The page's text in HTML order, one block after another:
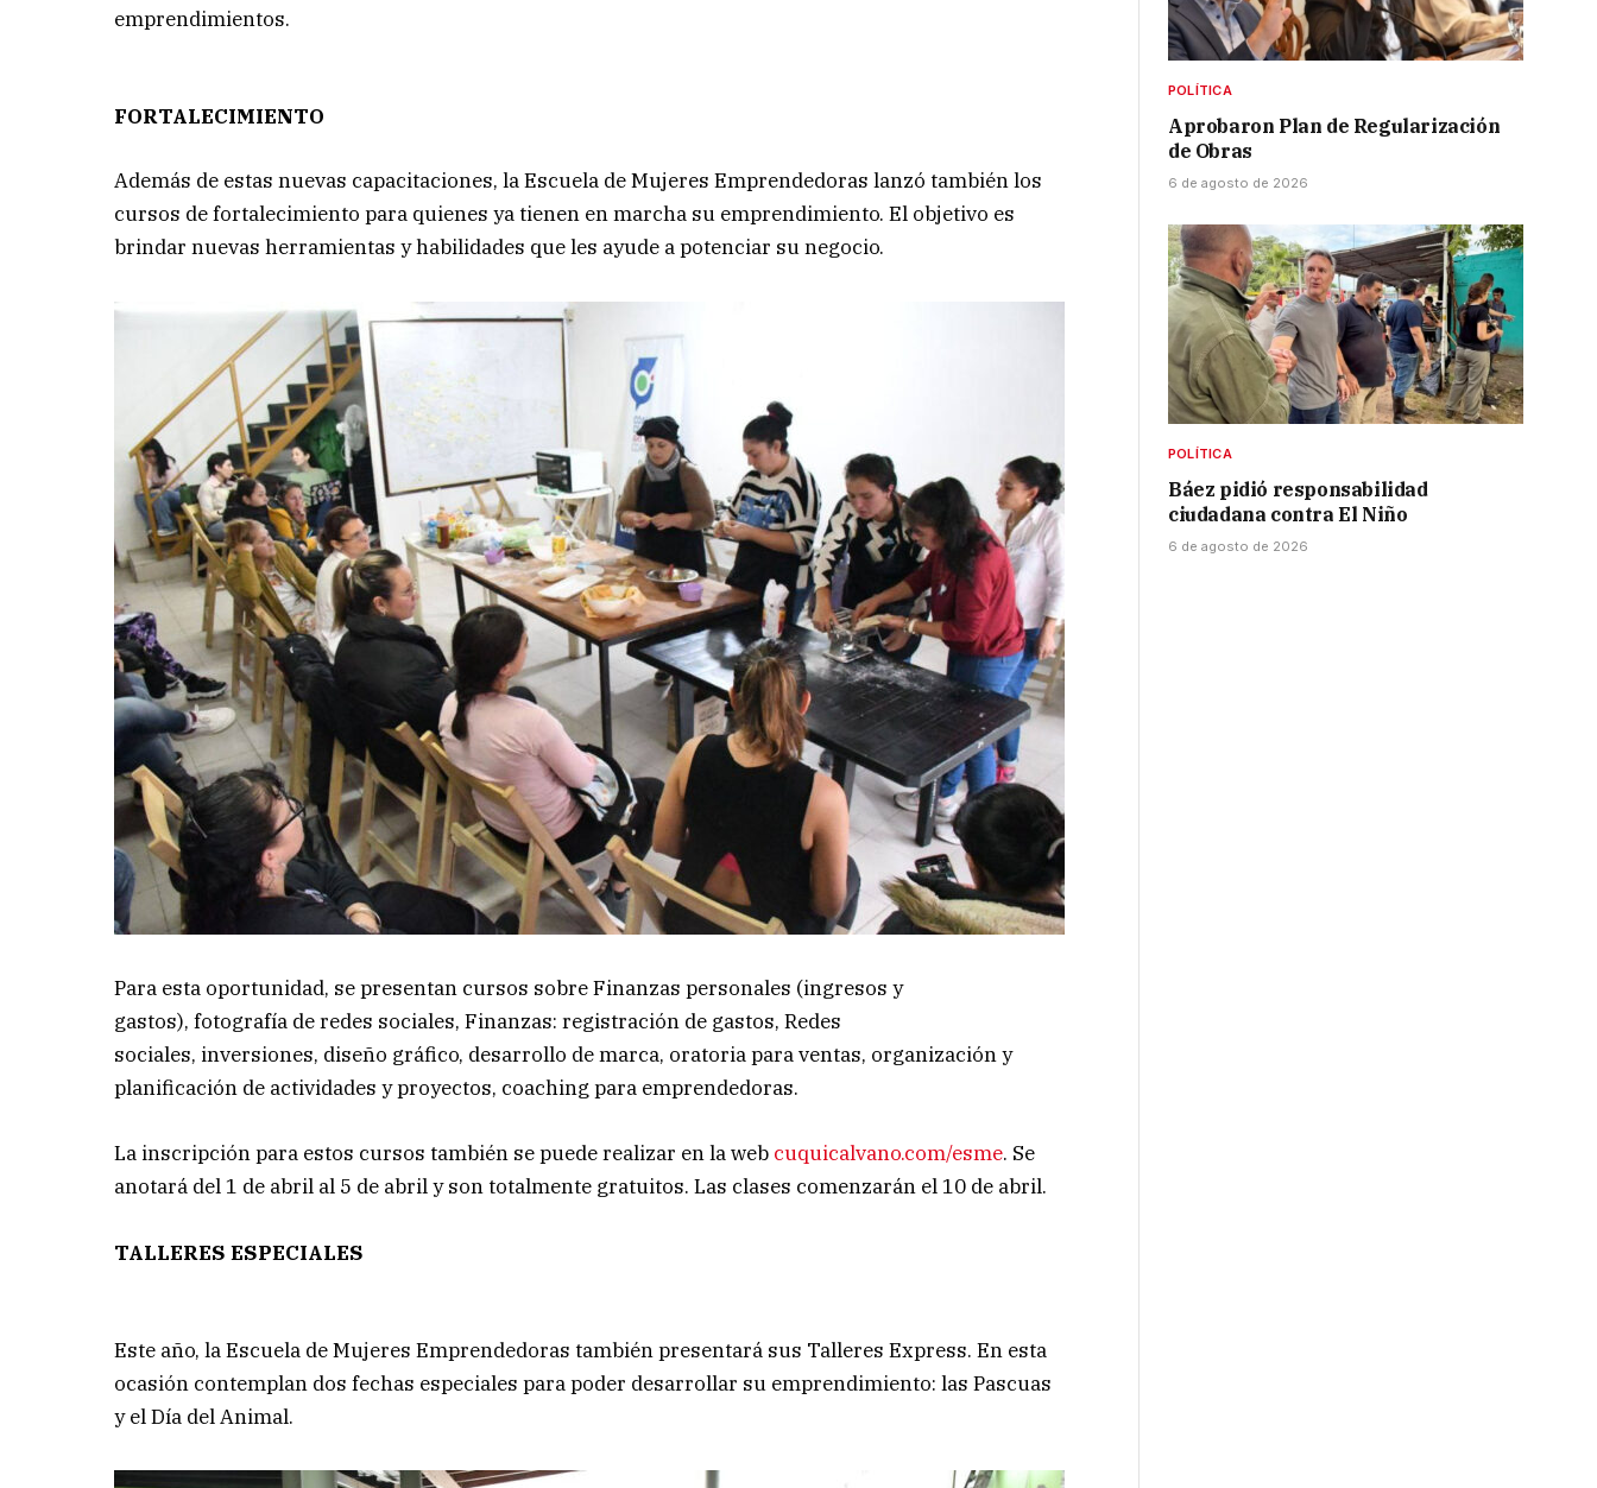
emprendimientos.
FORTALECIMIENTO
Además de estas nuevas capacitaciones, la Escuela de Mujeres Emprendedoras lanzó también los
cursos de fortalecimiento para quienes ya tienen en marcha su emprendimiento. El objetivo es
brindar nuevas herramientas y habilidades que les ayude a potenciar su negocio.
Para esta oportunidad, se presentan cursos sobre Finanzas personales (ingresos y
gastos), ⁠fotografía de redes sociales, Finanzas: registración de gastos, ⁠Redes
sociales, inversiones, ⁠diseño gráfico, desarrollo de marca, ⁠oratoria para ventas, organización y
planificación de actividades y proyectos, ⁠coaching para emprendedoras.
La inscripción para estos cursos también se puede realizar en la web cuquicalvano.com/esme. Se
anotará del 1 de abril al 5 de abril y son totalmente gratuitos. Las clases comenzarán el 10 de abril.
TALLERES ESPECIALES
Este año, la Escuela de Mujeres Emprendedoras también presentará sus Talleres Express. En esta
ocasión contemplan dos fechas especiales para poder desarrollar su emprendimiento: las Pascuas
y el Día del Animal.
POLÍTICA
Aprobaron Plan de Regularización
de Obras
6 de agosto de 2026
POLÍTICA
Báez pidió responsabilidad
ciudadana contra El Niño
6 de agosto de 2026